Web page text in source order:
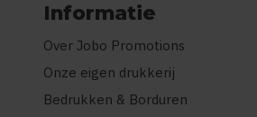
Informatie
Over Jobo Promotions
Onze eigen drukkerij
Bedrukken & Borduren